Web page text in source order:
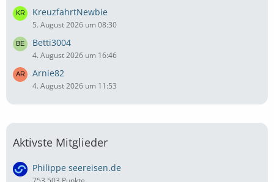
KreuzfahrtNewbie
5. August 2026 um 08:30
Betti3004
4. August 2026 um 16:46
Arnie82
4. August 2026 um 11:53
Aktivste Mitglieder
Philippe seereisen.de